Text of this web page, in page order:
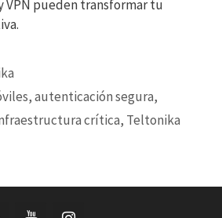
VPN pueden transformar tu
,autenticación segura,
crítica, Teltonika